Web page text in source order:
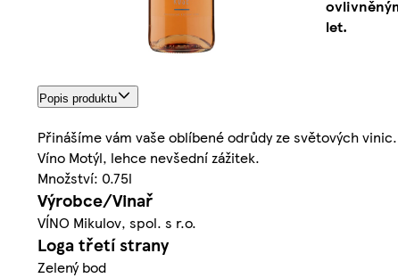
let.
Popis produktu
Přinášíme vám vaše oblíbené odrůdy ze světových
Víno Motýl, lehce nevšední zážitek.
Množství: 0.75l
Výrobce/Vinař
VÍNO Mikulov, spol. s r.o.
Loga třetí strany
Zelený bod